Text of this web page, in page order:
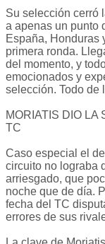
Su selección cerró
a apenas un punto
España, Honduras
primera ronda.
del momento, y
emocionados y
selección. Todo de
MORIATIS DIO LA
TC
Caso especial el
circuito no lograba
arriesgado, que
noche que de día.
fecha del TC
errores de sus